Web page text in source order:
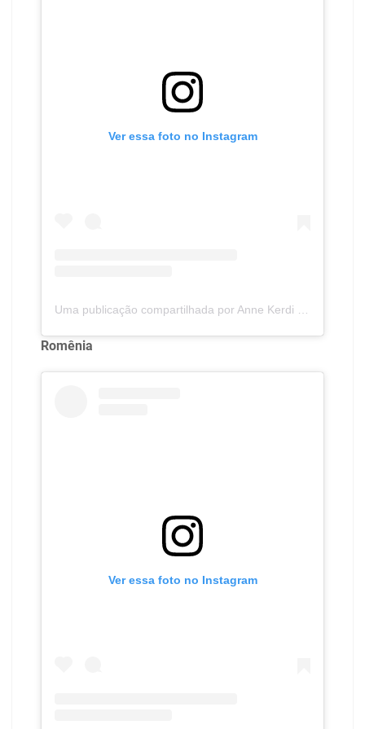
Ver essa foto no Instagram
Uma publicação compartilhada por Anne Kerdi (@annekerdi)
Romênia
Ver essa foto no Instagram